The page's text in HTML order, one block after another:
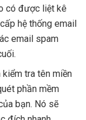
có được liệt kê
hệ thống email
email spam
kiểm tra tên miền
phần mềm
bạn. Nó sẽ